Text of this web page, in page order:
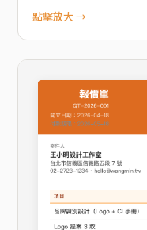
點擊放大 →